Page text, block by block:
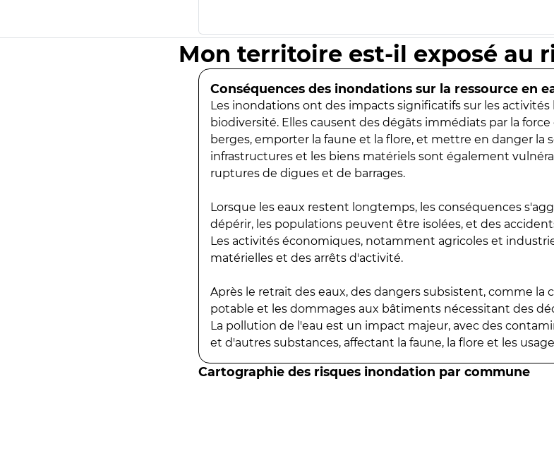
Mon territoire est-il exposé au
Conséquences des inondations sur la ressource en
Les inondations ont des impacts significatifs sur les
biodiversité. Elles causent des dégâts immédiats par la
berges, emporter la faune et la flore, et mettre en danger la
infrastructures et les biens matériels sont également
ruptures de digues et de barrages.
Lorsque les eaux restent longtemps, les conséquences
dépérir, les populations peuvent être isolées, et des
Les activités économiques, notamment agricoles et
matérielles et des arrêts d'activité.
Après le retrait des eaux, des dangers subsistent, comme la
potable et les dommages aux bâtiments nécessitant des
La pollution de l'eau est un impact majeur, avec des
et d'autres substances, affectant la faune, la flore et les
Cartographie des risques inondation par commune